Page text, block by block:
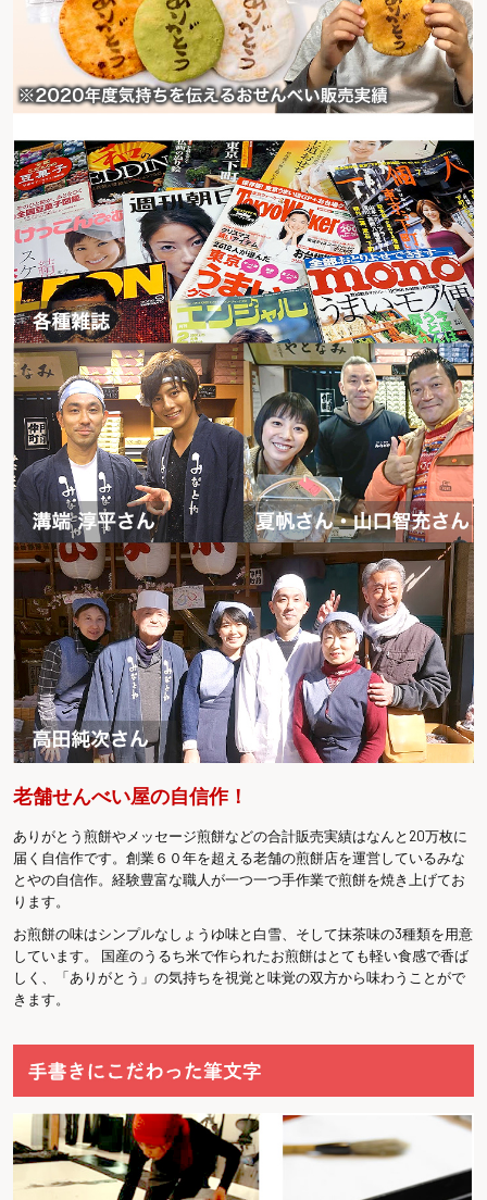
老舗せんべい屋の自信作！
ありがとう煎餅やメッセージ煎餅などの合計販売実績はなんと20万枚に
届く自信作です。創業６０年を超える老舗の煎餅店を運営しているみな
とやの自信作。経験豊富な職人が一つ一つ手作業で煎餅を焼き上げてお
ります。
お煎餅の味はシンプルなしょうゆ味と白雪、そして抹茶味の3種類を用意
しています。 国産のうるち米で作られたお煎餅はとても軽い食感で香ば
しく、「ありがとう」の気持ちを視覚と味覚の双方から味わうことがで
きます。